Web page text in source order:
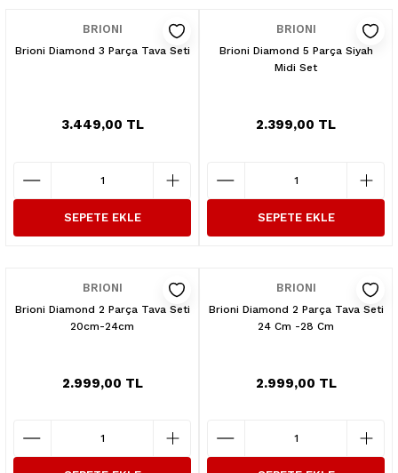
BRIONI
Brioni Diamond 3 Parça Tava Seti
3.449,00 TL
SEPETE EKLE
BRIONI
Brioni Diamond 5 Parça Siyah
Midi Set
2.399,00 TL
SEPETE EKLE
BRIONI
Brioni Diamond 2 Parça Tava Seti
20cm-24cm
2.999,00 TL
BRIONI
Brioni Diamond 2 Parça Tava Seti
24 Cm -28 Cm
2.999,00 TL